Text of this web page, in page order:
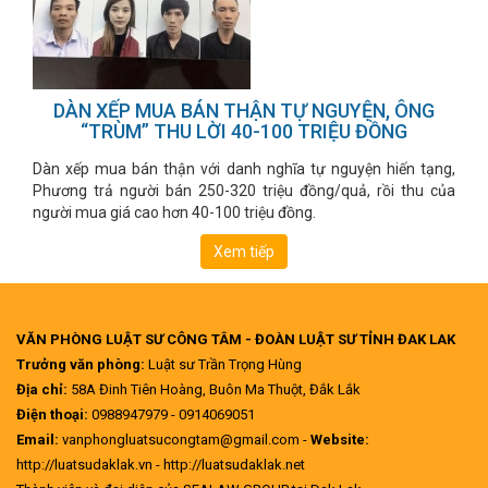
DÀN XẾP MUA BÁN THẬN TỰ NGUYỆN, ÔNG
“TRÙM” THU LỜI 40-100 TRIỆU ĐỒNG
Dàn xếp mua bán thận với danh nghĩa tự nguyện hiến tạng,
Phương trả người bán 250-320 triệu đồng/quả, rồi thu của
người mua giá cao hơn 40-100 triệu đồng.
Xem tiếp
VĂN PHÒNG LUẬT SƯ CÔNG TÂM - ĐOÀN LUẬT SƯ TỈNH ĐAK LAK
Trưởng văn phòng: Luật sư Trần Trọng Hùng
Địa chỉ: 58A Đinh Tiên Hoàng, Buôn Ma Thuột, Đắk Lắk
Điện thoại: 0988947979 - 0914069051
Email: vanphongluatsucongtam@gmail.com - Website:
http://luatsudaklak.vn - http://luatsudaklak.net